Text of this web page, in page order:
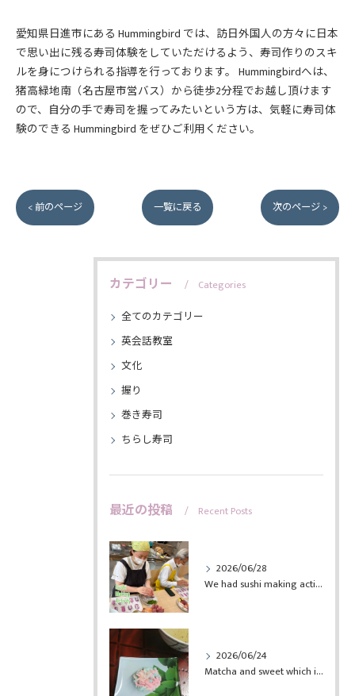
愛知県日進市にある Hummingbird では、訪日外国人の方々に日本
で思い出に残る寿司体験をしていただけるよう、寿司作りのスキ
ルを身につけられる指導を行っております。 Hummingbirdへは、
猪高緑地南（名古屋市営バス）から徒歩2分程でお越し頂けます
ので、自分の手で寿司を握ってみたいという方は、気軽に寿司体
験のできる Hummingbird をぜひご利用ください。
< 前のページ 一覧に戻る 次のページ >
カテゴリー
Categories
全てのカテゴリー
英会話教室
文化
握り
巻き寿司
ちらし寿司
最近の投稿 Recent Posts
2026/06/28
We had sushi making activity. ...
2026/06/24
Matcha and sweet which is call...